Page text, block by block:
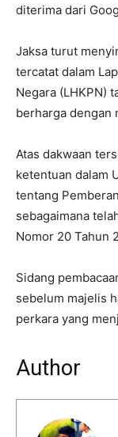
diterima dari
Jaksa turut
tercatat dalam
Negara (LHKPN)
berharga dengan
Atas dakwaan
ketentuan dalam
tentang
sebagaimana
Nomor 20 Tahun
Sidang
sebelum majelis
perkara yang
Author